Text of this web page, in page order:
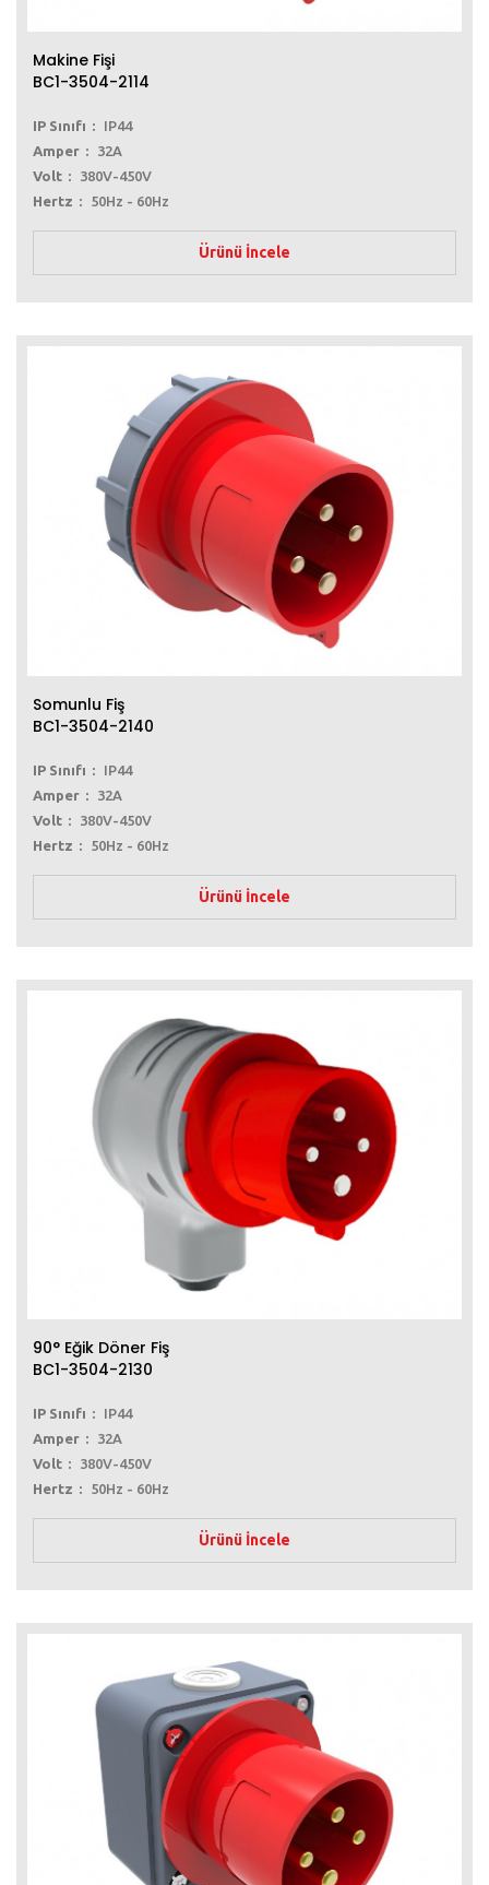
Makine Fişi
BC1-3504-2114
IP Sınıfı
IP44
Amper
32A
Volt
380V-450V
Hertz
50Hz - 60Hz
Ürünü İncele
Somunlu Fiş
BC1-3504-2140
IP Sınıfı
IP44
Amper
32A
Volt
380V-450V
Hertz
50Hz - 60Hz
Ürünü İncele
90° Eğik Döner Fiş
BC1-3504-2130
IP Sınıfı
IP44
Amper
32A
Volt
380V-450V
Hertz
50Hz - 60Hz
Ürünü İncele